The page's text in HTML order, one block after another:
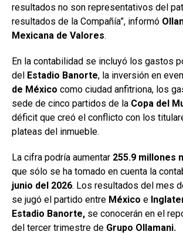
resultados no son representativos del
resultados de la Compañía”, informó
Mexicana de Valores.
En la contabilidad se incluyó los gastos
del Estadio Banorte, la inversión en
de México como ciudad anfitriona, los
sede de cinco partidos de la Copa del
déficit que creó el conflicto con los
plateas del inmueble.
La cifra podría aumentar 255.9 millones
que sólo se ha tomado en cuenta la
junio del 2026. Los resultados del mes
se jugó el partido entre México e
Estadio Banorte, se conocerán en el
del tercer trimestre de Grupo Ollamani.